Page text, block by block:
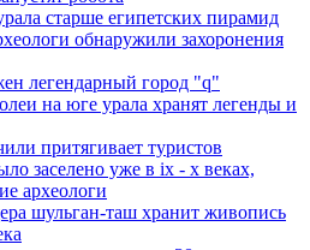
старше египетских пирамид
обнаружили захоронения
легендарный город "q"
на юге урала хранят легенды и
притягивает туристов
заселено уже в ix - x веках,
археологи
шульган-таш хранит живопись